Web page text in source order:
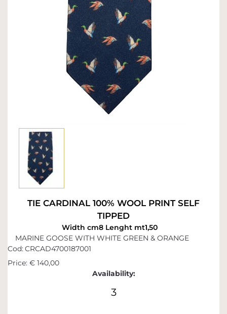
TIE CARDINAL 100% WOOL PRINT SELF
TIPPED
Width cm8 Lenght mt1,50
MARINE GOOSE WITH WHITE GREEN & ORANGE
Cod:CRCAD4700187001
Price: € 140,00
Availability:
3